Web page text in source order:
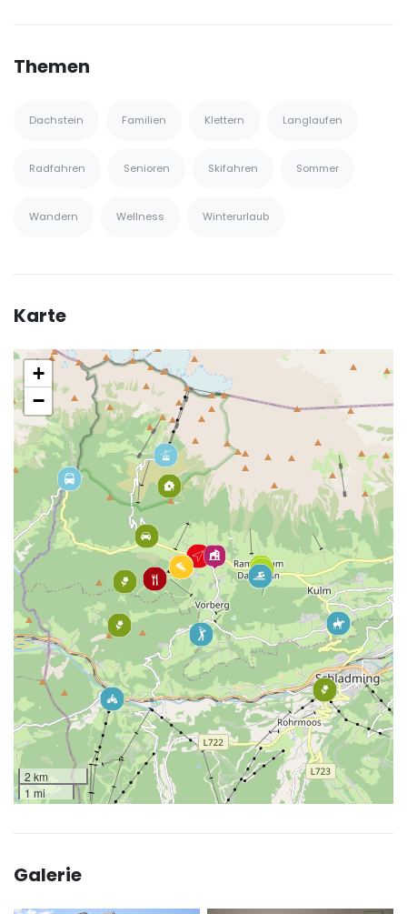
Themen
Dachstein Familien Klettern Langlaufen
Radfahren Senioren Skifahren Sommer
Wandern Wellness Winterurlaub
Karte
+
−
2 km
1 mi
Galerie